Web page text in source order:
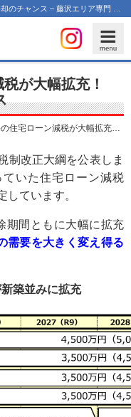
が大幅拡充！
ーン減税が大幅拡充！2026年は売却のチャンス
制改正大綱を公表しま
いた住宅ローン減税
しています。
期間ともに大幅に拡充
需要を大きく変え得る
築並みに拡充